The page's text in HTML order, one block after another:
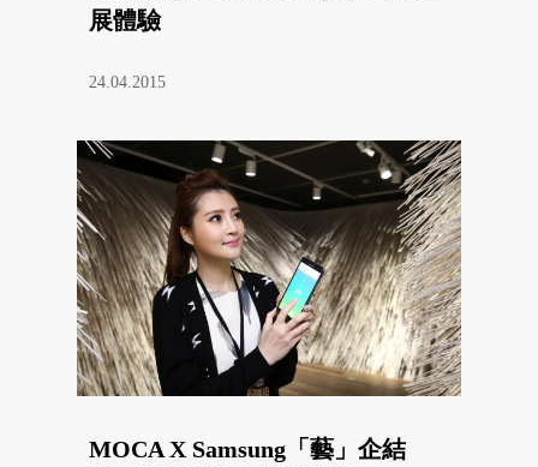
展體驗
24.04.2015
MOCA X Samsung「藝」企結